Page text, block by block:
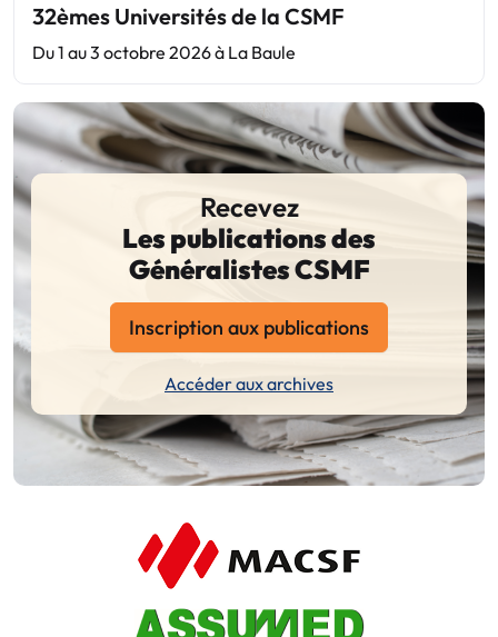
32èmes Universités de la CSMF
Du 1 au 3 octobre 2026 à La Baule
Recevez
Les publications des
Généralistes CSMF
Inscription aux publications
Accéder aux archives